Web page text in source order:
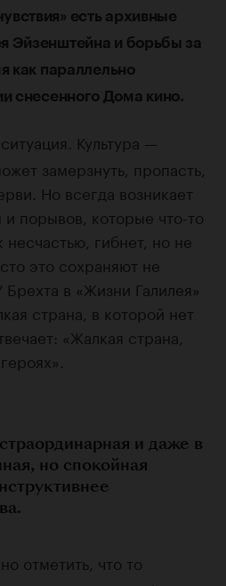
есть архивные
Эйзенштейна и борьбы за
как параллельно
снесенного Дома кино.
Культура —
замерзнуть, пропасть,
Но всегда возникает
и порывов, которые что-то
гибнет, но не
это сохраняют не
в «Жизни Галилея»
страна, в которой нет
«Жалкая страна,
и даже в
но спокойная
отметить, что то